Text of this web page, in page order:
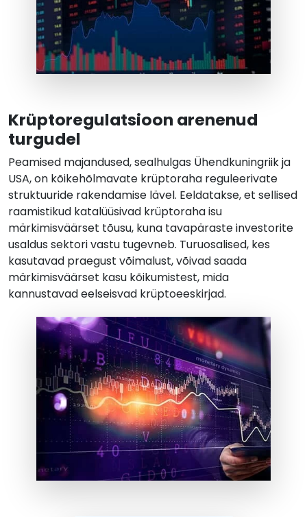
Krüptoregulatsioon arenenud
turgudel
Peamised majandused, sealhulgas Ühendkuningriik ja
USA, on kõikehõlmavate krüptoraha reguleerivate
struktuuride rakendamise lävel. Eeldatakse, et sellised
raamistikud katalüüsivad krüptoraha isu
märkimisväärset tõusu, kuna tavapäraste investorite
usaldus sektori vastu tugevneb. Turuosalised, kes
kasutavad praegust võimalust, võivad saada
märkimisväärset kasu kõikumistest, mida
kannustavad eelseisvad krüptoeeskirjad.